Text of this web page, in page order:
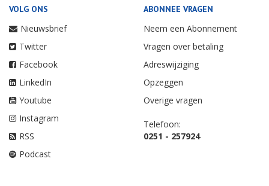
VOLG ONS
Nieuwsbrief
Twitter
Facebook
LinkedIn
Youtube
Instagram
RSS
Podcast
ABONNEE VRAGEN
Neem een Abonnement
Vragen over betaling
Adreswijziging
Opzeggen
Overige vragen
Telefoon:
0251 - 257924